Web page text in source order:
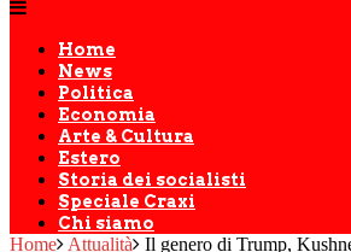
Home
News
Politica
Economia
Arte & Cultura
Estero
Storia dei socialisti
Speciale Craxi
Chi siamo
Home Attualità Il genero di Trump,